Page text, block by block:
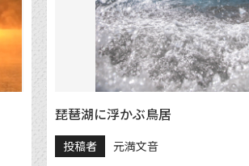
琵琶湖に浮かぶ鳥居
投稿者 元満文音